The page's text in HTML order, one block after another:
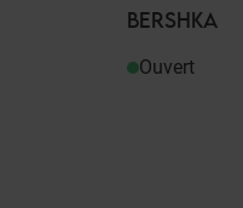
BERSHKA
Ouvert